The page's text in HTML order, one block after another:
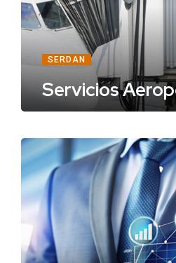
SERDAN
Servicios